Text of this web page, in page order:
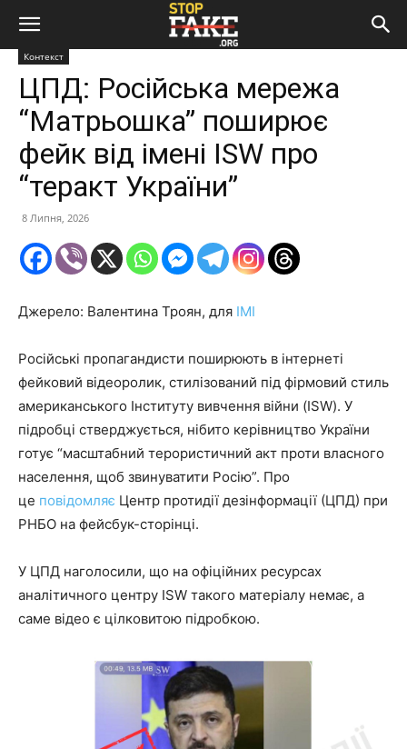
Контекст
ЦПД: Російська мережа
“Матрьошка” поширює
фейк від імені ISW про
“теракт України”
8 Липня, 2026
Джерело: Валентина Троян, для ІМІ
Російські пропагандисти поширюють в інтернеті
фейковий відеоролик, стилізований під фірмовий стиль
американського Інституту вивчення війни (ISW). У
підробці стверджується, нібито керівництво України
готує “масштабний терористичний акт проти власного
населення, щоб звинуватити Росію”. Про
це повідомляє Центр протидії дезінформації (ЦПД) при
РНБО на фейсбук-сторінці.
У ЦПД наголосили, що на офіційних ресурсах
аналітичного центру ISW такого матеріалу немає, а
саме відео є цілковитою підробкою.